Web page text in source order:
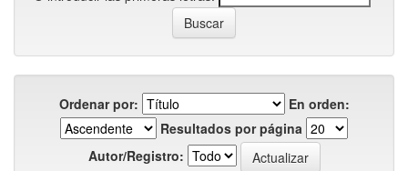
Ordenar por:
En orden:
Resultados por página
Autor/Registro: